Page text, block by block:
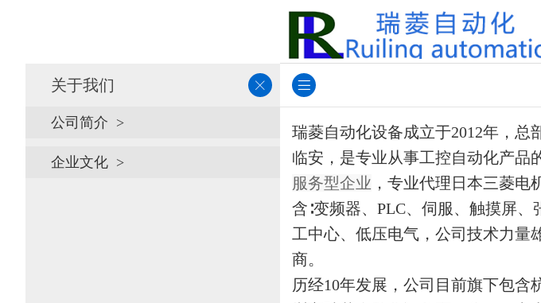
关于我们
公司简介
企业文化
瑞菱自动化设备成立于2012年，总
临安，是专业从事工控自动化产品
服务型企业 ，专业代理日本三菱
含∶变频器、PLC、伺服、触摸屏
工中心、低压电气，公司技术力量
商。
历经10年发展，公司目前旗下包含